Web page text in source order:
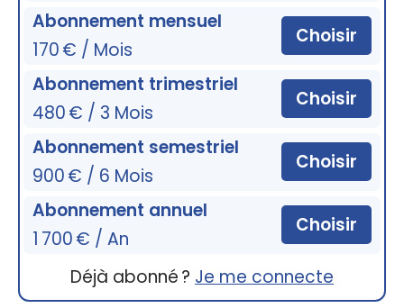
Abonnement mensuel
170 € / Mois
Choisir
Abonnement trimestriel
480 € / 3 Mois
Choisir
Abonnement semestriel
900 € / 6 Mois
Choisir
Abonnement annuel
1 700 € / An
Choisir
Déjà abonné ? Je me connecte